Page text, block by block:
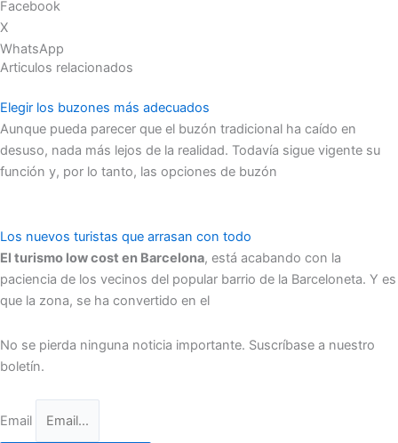
Facebook
X
WhatsApp
Articulos relacionados
Elegir los buzones más adecuados
Aunque pueda parecer que el buzón tradicional ha caído en
desuso, nada más lejos de la realidad. Todavía sigue vigente su
función y, por lo tanto, las opciones de buzón
Los nuevos turistas que arrasan con todo
El turismo low cost en Barcelona, está acabando con la
paciencia de los vecinos del popular barrio de la Barceloneta. Y es
que la zona, se ha convertido en el
No se pierda ninguna noticia importante. Suscríbase a nuestro
boletín.
Email